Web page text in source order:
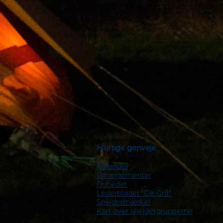
Hurtige genveje
Kalender
Arrangementer
Nyheder
Lederbladet "De Grå"
Spejdermærker
Kort over spejdergrupperne